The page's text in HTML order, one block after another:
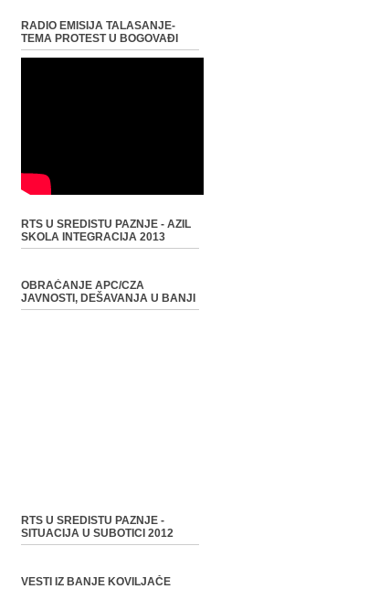
RADIO EMISIJA TALASANJE-
TEMA PROTEST U BOGOVAĐI
RTS U SREDISTU PAZNJE - AZIL
SKOLA INTEGRACIJA 2013
OBRAĆANJE APC/CZA
JAVNOSTI, DEŠAVANJA U BANJI
RTS U SREDISTU PAZNJE -
SITUACIJA U SUBOTICI 2012
VESTI IZ BANJE KOVILJAČE